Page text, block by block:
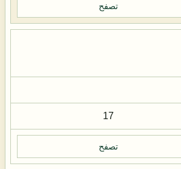
تصفح
17
تصفح